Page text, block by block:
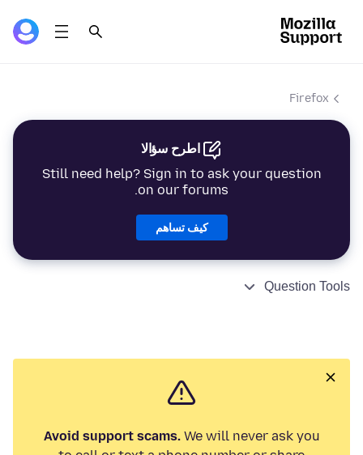
Firefox
اطرح سؤالا
Still need help? Sign in to ask your question
on our forums.
كيف تساهم
Question Tools
Avoid support scams.We will never ask you